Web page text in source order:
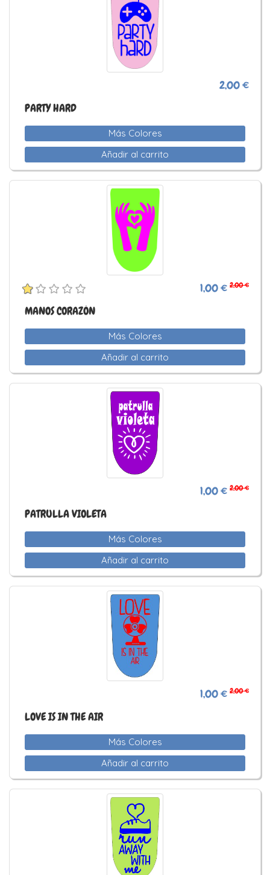
2,00 €
PARTY HARD
Más Colores
Añadir al carrito
1,00 € 2,00 €
MANOS CORAZÓN
Más Colores
Añadir al carrito
1,00 € 2,00 €
PATRULLA VIOLETA
Más Colores
Añadir al carrito
1,00 € 2,00 €
LOVE IS IN THE AIR
Más Colores
Añadir al carrito